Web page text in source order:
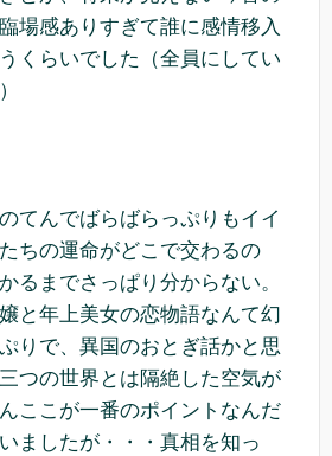
場感ありすぎて誰に感情移入
くらいでした（全員にしてい
てんでばらばらっぷりもイイ
ちの運命がどこで交わるの
るまでさっぱり分からない。
と年上美女の恋物語なんて幻
りで、異国のおとぎ話かと思
つの世界とは隔絶した空気が
ここが一番のポイントなんだ
ましたが・・・真相を知っ